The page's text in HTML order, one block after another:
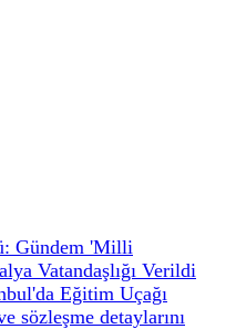
Gündem 'Milli
Vatandaşlığı Verildi
Eğitim Uçağı
sözleşme detaylarını